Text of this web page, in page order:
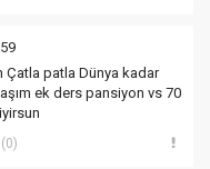
Çatla patla Dünya kadar
ek ders pansiyon vs 70
(0)